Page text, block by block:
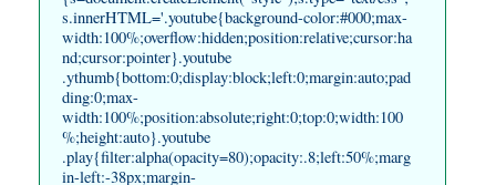
s.innerHTML='.youtube{background-color:#000;max-
width:100%;overflow:hidden;position:relative;cursor:ha
nd;cursor:pointer}.youtube
.ythumb{bottom:0;display:block;left:0;margin:auto;pad
ding:0;max-
width:100%;position:absolute;right:0;top:0;width:100
%;height:auto}.youtube
.play{filter:alpha(opacity=80);opacity:.8;left:50%;marg
in-left:-38px;margin-